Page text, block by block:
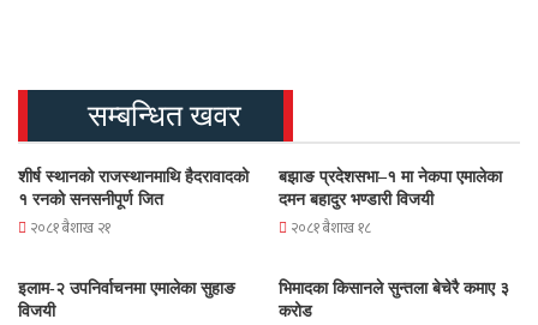
सम्बन्धित खवर
शीर्ष स्थानको राजस्थानमाथि हैदरावादको
१ रनको सनसनीपूर्ण जित
२०८१ बैशाख २१
बझाङ प्रदेशसभा–१ मा नेकपा एमालेका
दमन बहादुर भण्डारी विजयी
२०८१ बैशाख १८
इलाम-२ उपनिर्वाचनमा एमालेका सुहाङ
विजयी
भिमादका किसानले सुन्तला बेचेरै कमाए ३
करोड